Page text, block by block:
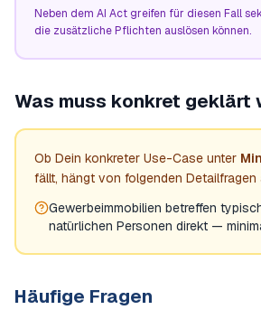
Neben dem AI Act greifen für diesen Fall
die zusätzliche Pflichten auslösen können.
Was muss konkret geklärt
Ob Dein konkreter Use-Case unter
fällt, hängt von folgenden Detailfragen
Gewerbeimmobilien betreffen
natürlichen Personen direkt —
Häufige Fragen